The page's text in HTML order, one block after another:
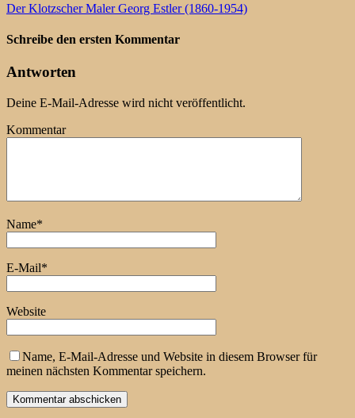
Der Klotzscher Maler Georg Estler (1860-1954)
Schreibe den ersten Kommentar
Antworten
Deine E-Mail-Adresse wird nicht veröffentlicht.
Kommentar
Name*
E-Mail*
Website
Name, E-Mail-Adresse und Website in diesem Browser für
meinen nächsten Kommentar speichern.